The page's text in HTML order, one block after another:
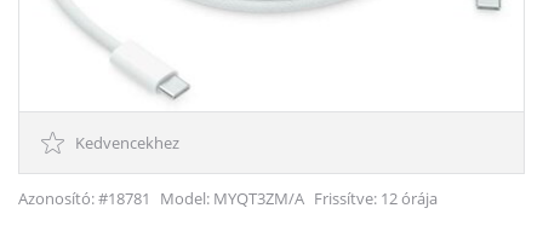
Kedvencekhez
Azonosító: #18781 Model: MYQT3ZM/A Frissítve: 12 órája